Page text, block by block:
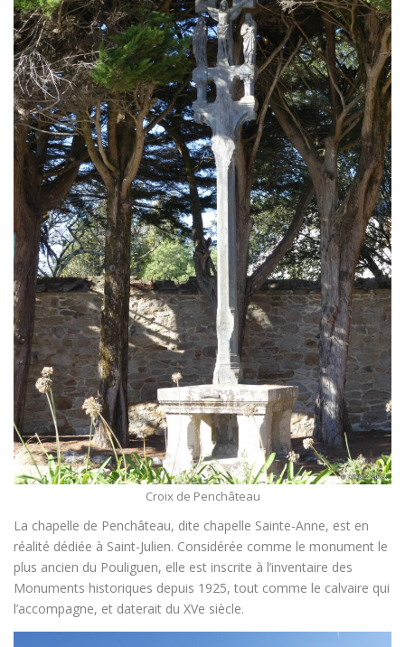
Croix de Penchâteau
La chapelle de Penchâteau, dite chapelle Sainte-Anne, est en
réalité dédiée à Saint-Julien. Considérée comme le monument le
plus ancien du Pouliguen, elle est inscrite à l’inventaire des
Monuments historiques depuis 1925, tout comme le calvaire qui
l’accompagne, et daterait du XVe siècle.